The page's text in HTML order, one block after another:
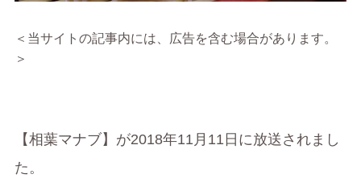
＜当サイトの記事内には、広告を含む場合があります。
＞
【相葉マナブ】が2018年11月11日に放送されまし
た。